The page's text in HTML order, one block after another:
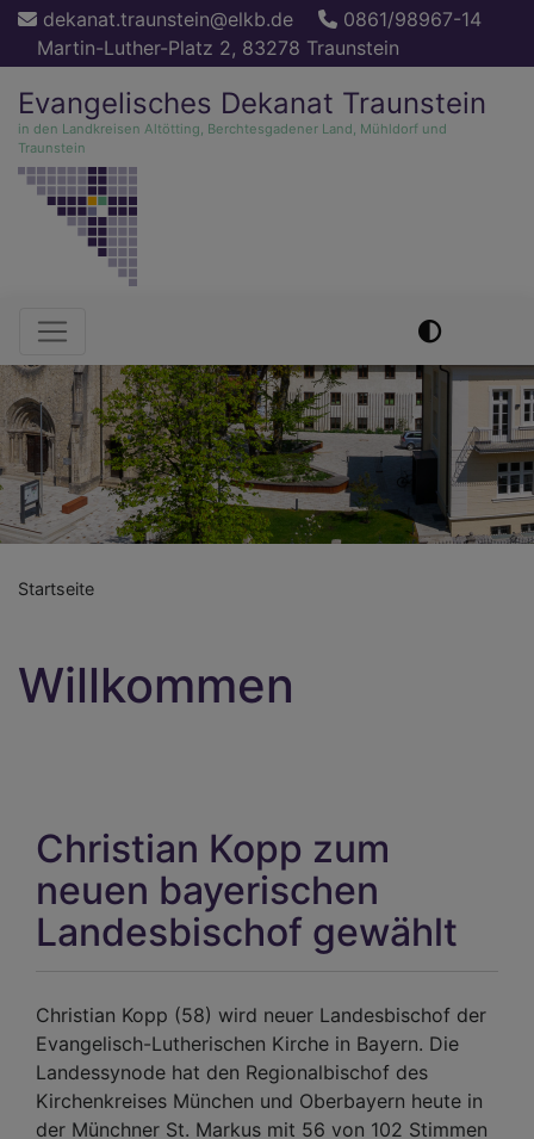
Direkt
Inhalt
dekanat.traunstein@elkb.de
0861/98967-14
Martin-Luther-Platz 2, 83278 Traunstein
Evangelisches Dekanat Traunstein
in den Landkreisen Altötting, Berchtesgadener Land, Mühldorf und
Traunstein
Hauptnavigation
Startseite
Willkommen
Christian Kopp zum
neuen bayerischen
Landesbischof gewählt
Christian Kopp (58) wird neuer Landesbischof der
Evangelisch-Lutherischen Kirche in Bayern. Die
Landessynode hat den Regionalbischof des
Kirchenkreises München und Oberbayern heute in
der Münchner St. Markus mit 56 von 102 Stimmen